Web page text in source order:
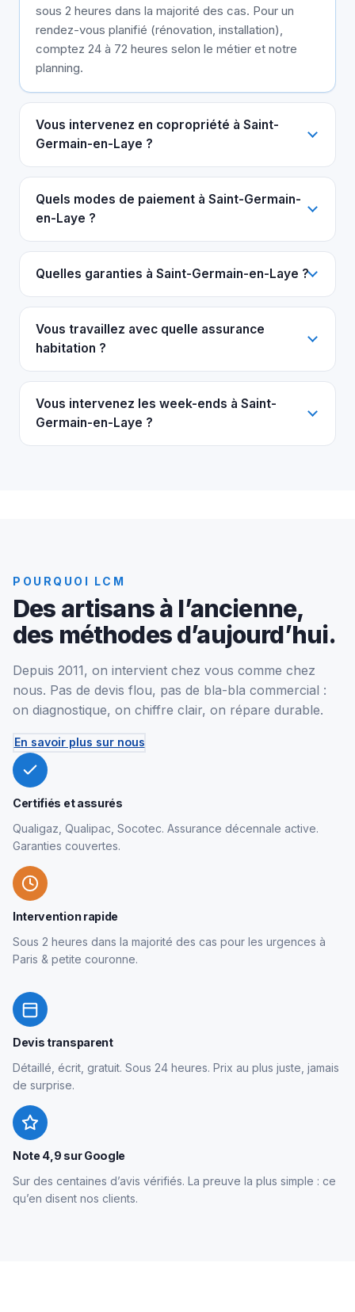
sous 2 heures dans la majorité des cas. Pour un
rendez-vous planifié (rénovation, installation),
comptez 24 à 72 heures selon le métier et notre
planning.
Vous intervenez en copropriété à Saint-
Germain-en-Laye ?
Quels modes de paiement à Saint-Germain-
en-Laye ?
Quelles garanties à Saint-Germain-en-Laye ?
Vous travaillez avec quelle assurance
habitation ?
Vous intervenez les week-ends à Saint-
Germain-en-Laye ?
POURQUOI LCM
Des artisans à l’ancienne,
des méthodes d’aujourd’hui.
Depuis 2011, on intervient chez vous comme chez
nous. Pas de devis flou, pas de bla-bla commercial :
on diagnostique, on chiffre clair, on répare durable.
En savoir plus sur nous
Certifiés et assurés
Qualigaz, Qualipac, Socotec. Assurance décennale active.
Garanties couvertes.
Intervention rapide
Sous 2 heures dans la majorité des cas pour les urgences à
Paris & petite couronne.
Devis transparent
Détaillé, écrit, gratuit. Sous 24 heures. Prix au plus juste, jamais
de surprise.
Note 4,9 sur Google
Sur des centaines d’avis vérifiés. La preuve la plus simple : ce
qu’en disent nos clients.